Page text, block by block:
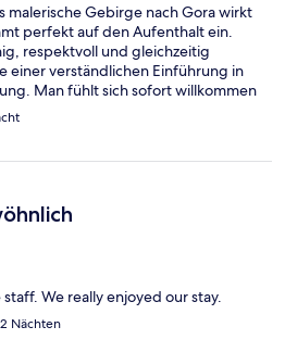
malerische Gebirge nach Gora wirkt
perfekt auf den Aufenthalt ein.
respektvoll und gleichzeitig
einer verständlichen Einführung in
Man fühlt sich sofort willkommen
Zimmer verfügte über einen
besonders gemacht hat.
besteht, was die Erfahrung
beeinflusst. Zur Ausstattung
japanisches
japanischer Pyjama. Beides ist
und sollte getragen werden, da es
des Hauses unterstreicht.
fein, handwerklich präzise und
nächsten Morgen begann es zu
We really enjoyed our stay.
Nächten